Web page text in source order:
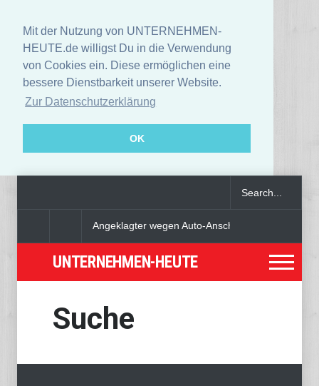
Mit der Nutzung von UNTERNEHMEN-
HEUTE.de willigst Du in die Verwendung
von Cookies ein. Diese ermöglichen eine
bessere Dienstbarkeit unserer Website.
Zur Datenschutzerklärung
OK
Angeklagter wegen Auto-Anschlag in München
UNTERNEHMEN-HEUTE
Suche